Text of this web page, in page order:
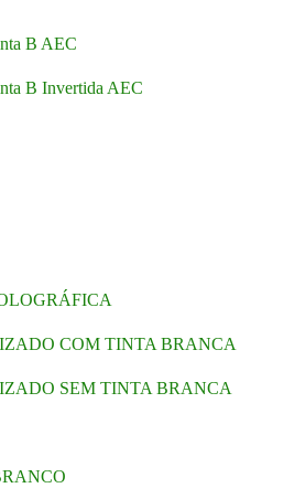
B AEC
B Invertida AEC
COM TINTA BRANCA
SEM TINTA BRANCA